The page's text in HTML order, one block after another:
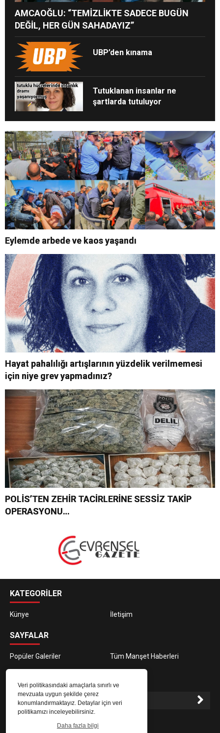
Veri politikasındaki amaçlarla sınırlı ve
mevzuata uygun şekilde çerez
konumlandırmaktayız. Detaylar için veri
politikamızı inceleyebilirsiniz.
Daha fazla bilgi
AMCAOĞLU: “TEMİZLİKTE SADECE BUGÜN
DEĞİL, HER GÜN SAHADAYIZ”
UBP’den kınama
Tutuklanan insanlar ne
şartlarda tutuluyor
Eylemde arbede ve kaos yaşandı
Hayat pahalılığı artışlarının yüzdelik verilmemesi
için niye grev yapmadınız?
POLİS’TEN ZEHİR TACİRLERİNE SESSİZ TAKİP
OPERASYONU…
KATEGORİLER
Künye İletişim
SAYFALAR
Popüler Galeriler Tüm Manşet Haberleri